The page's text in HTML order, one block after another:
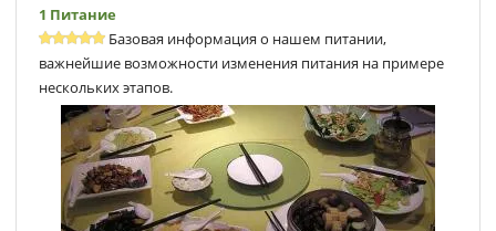
1 Питание
Базовая информация о нашем питании,
важнейшие возможности изменения питания на примере
нескольких этапов.